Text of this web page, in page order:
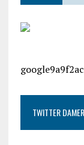
TWITTER DAMER